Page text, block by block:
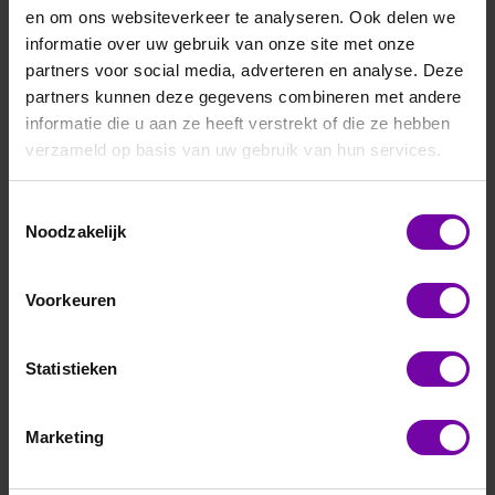
en om ons websiteverkeer te analyseren. Ook delen we
informatie over uw gebruik van onze site met onze
partners voor social media, adverteren en analyse. Deze
partners kunnen deze gegevens combineren met andere
informatie die u aan ze heeft verstrekt of die ze hebben
verzameld op basis van uw gebruik van hun services.
Noodzakelijk
Voorkeuren
Statistieken
Marketing
onderhoudsarme werking en flexibele integratie in
bestaande systemen. Ideaal voor toepassingen in
ventilatie, luchtbehandeling en klimaatbeheer, waar precisie,
betrouwbaarheid en energie-efficiëntie essentieel zijn.
Filteren en sorteren